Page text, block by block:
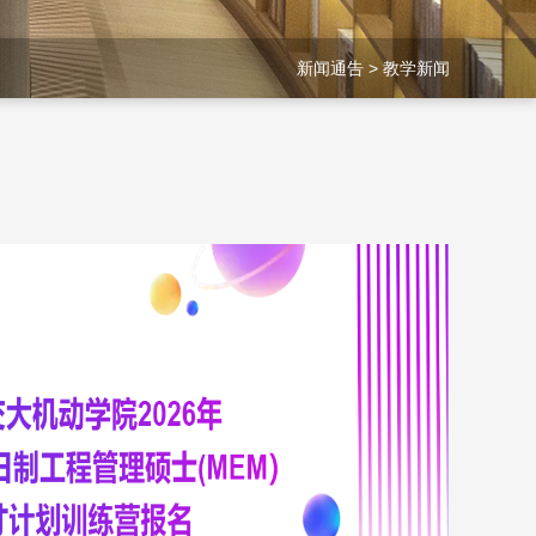
新闻通告 > 教学新闻